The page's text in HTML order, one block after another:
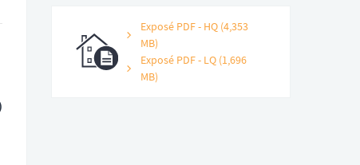
Exposé PDF - HQ (4,353
MB)
Exposé PDF - LQ (1,696
MB)